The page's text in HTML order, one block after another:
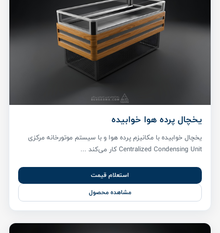
یخچال پرده هوا خوابیده
یخچال خوابیده با مکانیزم پرده هوا و با سیستم موتورخانه مرکزی
Centralized Condensing Unit کار می‌کند ...
استعلام قیمت
مشاهده محصول